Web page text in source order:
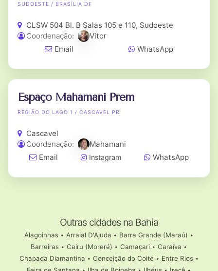
SUDOESTE / BRASÍLIA DF
CLSW 504 Bl. B Salas 105 e 110, Sudoeste
Coordenação:
Vitor
Email
WhatsApp
Espaço Mahamani Prem
REGIÃO DO LAGO 1 / CASCAVEL PR
Cascavel
Coordenação:
Mahamani
Email
Instagram WhatsApp
Outras cidades na Bahia
Alagoinhas • Arraial D'Ajuda • Barra Grande (Maraú) •
Barreiras • Cairu (Moreré) • Camaçari • Caraíva •
Chapada Diamantina • Conceição do Coité • Entre Rios•